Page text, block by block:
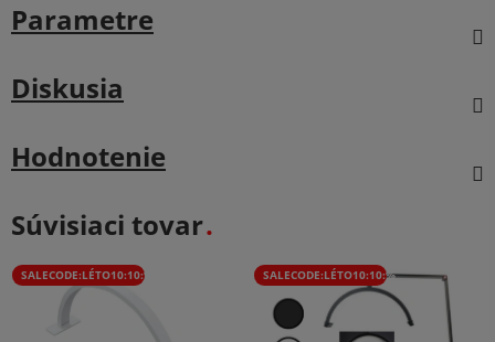
Parametre
Diskusia
Hodnotenie
Súvisiaci tovar
SALECODE:LÉTO10:10:% SALECODE:LÉTO10:10:%